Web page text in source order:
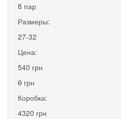
8 пар
Размеры:
27-32
Цена:
540 грн
0 грн
Коробка:
4320 грн